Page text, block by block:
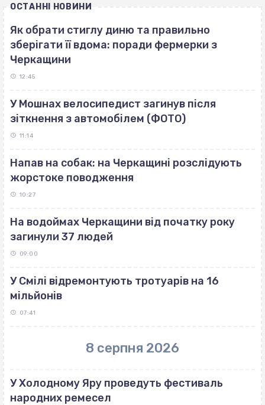
ОСТАННІ НОВИНИ
Як обрати стиглу диню та правильно
зберігати її вдома: поради фермерки з
Черкащини
12:45
У Мошнах велосипедист загинув після
зіткнення з автомобілем (ФОТО)
11:14
Напав на собак: на Черкащині розслідують
жорстоке поводження
10:27
На водоймах Черкащини від початку року
загинули 37 людей
09:00
У Смілі відремонтують тротуарів на 16
мільйонів
07:41
8 серпня 2026
У Холодному Яру проведуть фестиваль
народних ремесел